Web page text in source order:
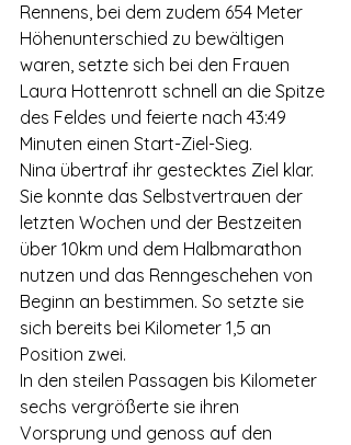
Rennens, bei dem zudem 654 Meter
Höhenunterschied zu bewältigen
waren, setzte sich bei den Frauen
Laura Hottenrott schnell an die Spitze
des Feldes und feierte nach 43:49
Minuten einen Start-Ziel-Sieg.
Nina übertraf ihr gestecktes Ziel klar.
Sie konnte das Selbstvertrauen der
letzten Wochen und der Bestzeiten
über 10km und dem Halbmarathon
nutzen und das Renngeschehen von
Beginn an bestimmen. So setzte sie
sich bereits bei Kilometer 1,5 an
Position zwei.
In den steilen Passagen bis Kilometer
sechs vergrößerte sie ihren
Vorsprung und genoss auf den